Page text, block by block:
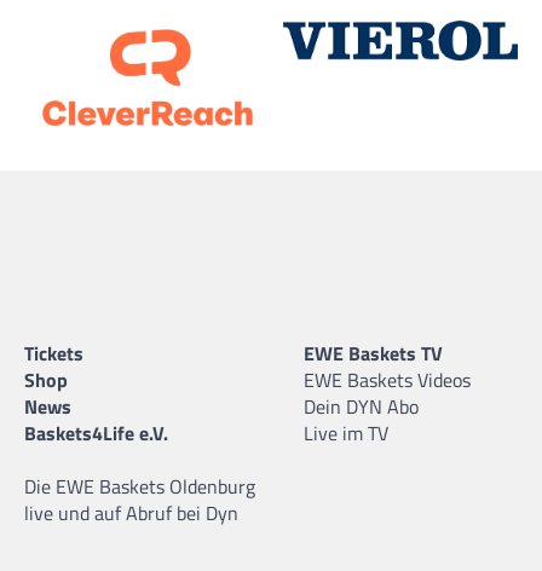
Tickets
Shop
News
Baskets4Life e.V.
Die EWE Baskets Oldenburg
live und auf Abruf bei Dyn
EWE Baskets TV
EWE Baskets Videos
Dein DYN Abo
Live im TV